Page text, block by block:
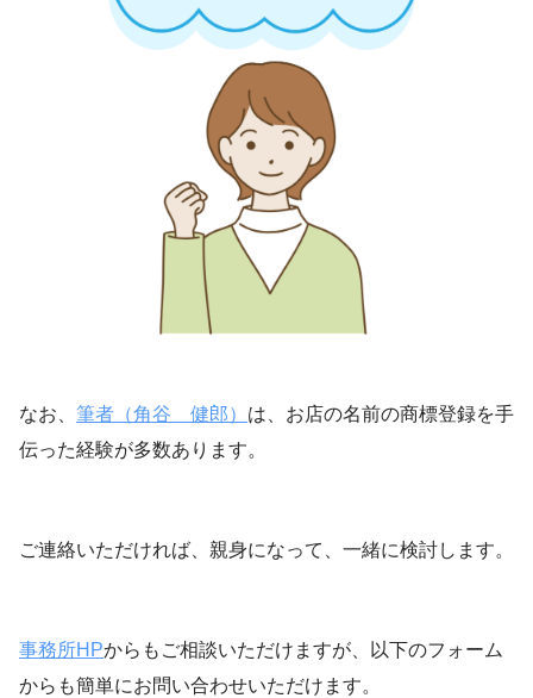
なお、 筆者（角谷 健郎） は、お店の名前の商標登録を手
伝った経験が多数あります。
ご連絡いただければ、親身になって、一緒に検討します。
事務所HPからもご相談いただけますが、以下のフォーム
からも簡単にお問い合わせいただけます。